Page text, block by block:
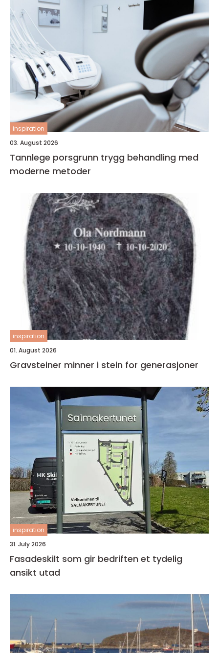
inspiration
03. August 2026
Tannlege porsgrunn trygg behandling med
moderne metoder
inspiration
01. August 2026
Gravsteiner minner i stein for generasjoner
inspiration
31. July 2026
Fasadeskilt som gir bedriften et tydelig
ansikt utad